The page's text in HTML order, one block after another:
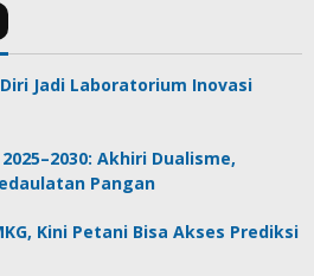
Jadi Laboratorium Inovasi
Akhiri Dualisme,
Pangan
Kini Petani Bisa Akses Prediksi